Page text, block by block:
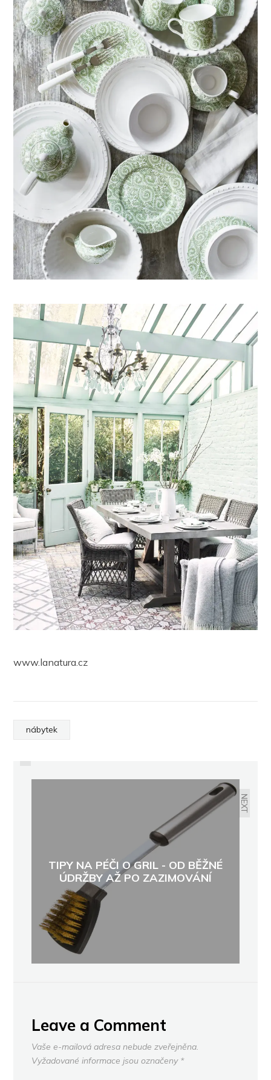
www.lanatura.cz
nábytek
PREVIOUS
NEXT
TIPY NA PÉČI O GRIL - OD BĚŽNÉ
ÚDRŽBY AŽ PO ZAZIMOVÁNÍ
Leave a Comment
Vaše e-mailová adresa nebude zveřejněna.
Vyžadované informace jsou označeny *